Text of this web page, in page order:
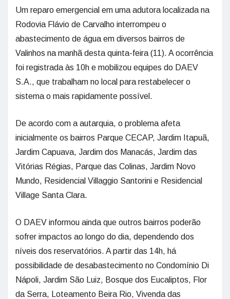
Um reparo emergencial em uma adutora localizada na
Rodovia Flávio de Carvalho interrompeu o
abastecimento de água em diversos bairros de
Valinhos na manhã desta quinta-feira (11). A ocorrência
foi registrada às 10h e mobilizou equipes do DAEV
S.A., que trabalham no local para restabelecer o
sistema o mais rapidamente possível.
De acordo com a autarquia, o problema afeta
inicialmente os bairros Parque CECAP, Jardim Itapuã,
Jardim Capuava, Jardim dos Manacás, Jardim das
Vitórias Régias, Parque das Colinas, Jardim Novo
Mundo, Residencial Villaggio Santorini e Residencial
Village Santa Clara.
O DAEV informou ainda que outros bairros poderão
sofrer impactos ao longo do dia, dependendo dos
níveis dos reservatórios. A partir das 14h, há
possibilidade de desabastecimento no Condomínio Di
Nápoli, Jardim São Luiz, Bosque dos Eucaliptos, Flor
da Serra, Loteamento Beira Rio, Vivenda das